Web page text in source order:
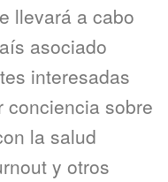
llevará a cabo
asociado
interesadas
conciencia sobre
la salud
y otros